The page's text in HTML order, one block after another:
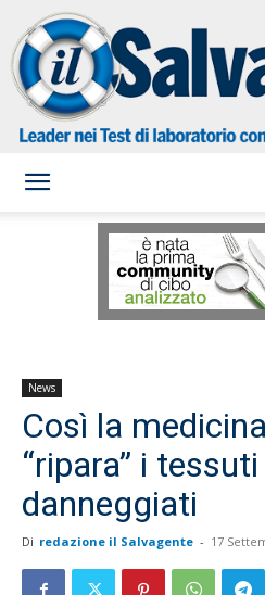
News
Così la
“ripara” i
danneggiati
Di redazione il Salvagente - 17